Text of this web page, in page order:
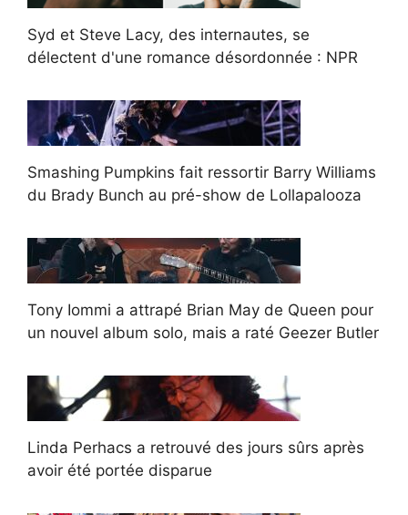
Syd et Steve Lacy, des internautes, se
délectent d'une romance désordonnée : NPR
Smashing Pumpkins fait ressortir Barry Williams
du Brady Bunch au pré-show de Lollapalooza
Tony Iommi a attrapé Brian May de Queen pour
un nouvel album solo, mais a raté Geezer Butler
Linda Perhacs a retrouvé des jours sûrs après
avoir été portée disparue